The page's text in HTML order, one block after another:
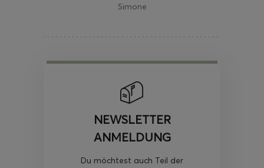
Simone
NEWSLETTER
ANMELDUNG
Du möchtest auch Teil der